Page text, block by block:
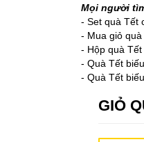
Mọi người
- Set quà Tết
- Mua giỏ
- Hộp quà Tết
- Quà Tết
- Quà Tết
GIỎ